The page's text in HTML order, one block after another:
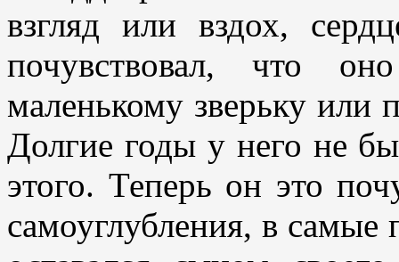
взгляд или вздох,
почувствовал, что
маленькому зверьку или
Долгие годы у него не
этого. Теперь он это
самоуглубления, в